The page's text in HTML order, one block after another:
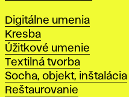
Katedry
Digitálne umenia
Kresba
Úžitkové umenie
Textilná tvorba
Socha, objekt, inštalácia
Reštaurovanie